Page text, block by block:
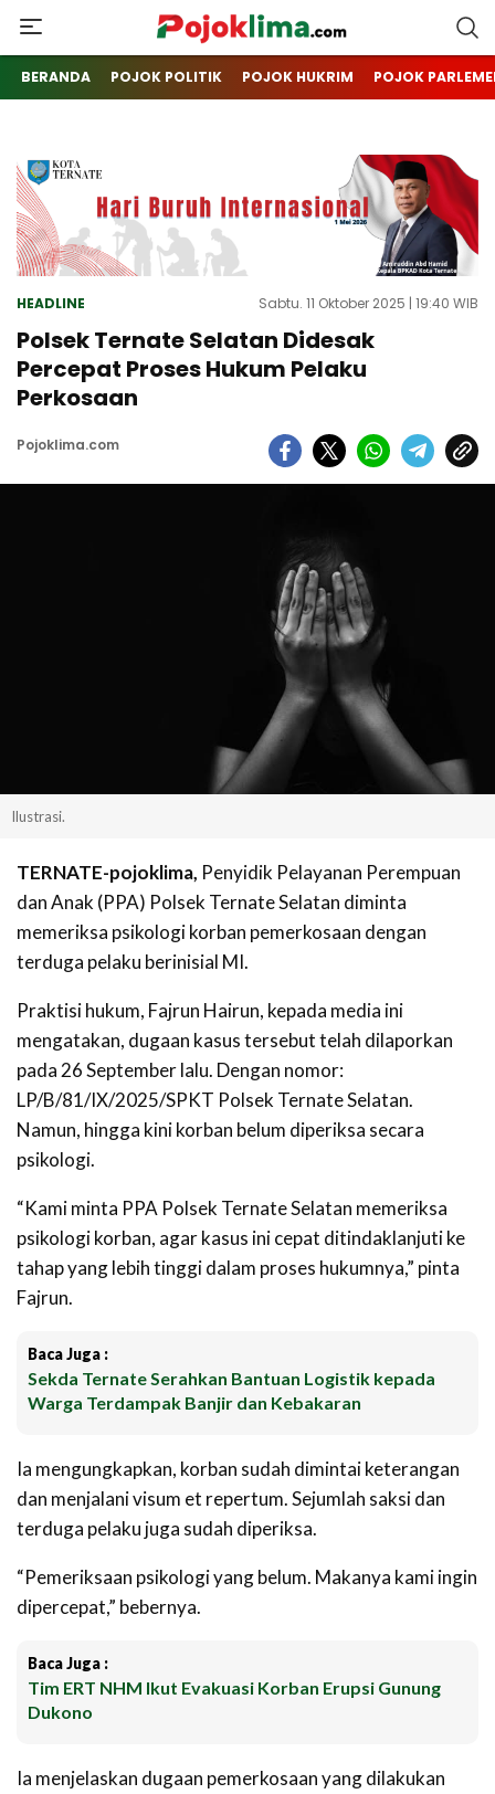
pojoklima.com
Mojokin
BERANDA POJOK POLITIK POJOK HUKRIM POJOK
HEADLINE Sabtu. 11 Oktober 2025 | 19:40 WIB
Polsek Ternate Selatan Didesak
Percepat Proses Hukum Pelaku
Perkosaan
Pojoklima.com
Ilustrasi.
TERNATE-pojoklima, Penyidik Pelayanan Perempuan
dan Anak (PPA) Polsek Ternate Selatan diminta
memeriksa psikologi korban pemerkosaan dengan
terduga pelaku berinisial MI.
Praktisi hukum, Fajrun Hairun, kepada media ini
mengatakan, dugaan kasus tersebut telah dilaporkan
pada 26 September lalu. Dengan nomor:
LP/B/81/IX/2025/SPKT Polsek Ternate Selatan.
Namun, hingga kini korban belum diperiksa secara
psikologi.
“Kami minta PPA Polsek Ternate Selatan memeriksa
psikologi korban, agar kasus ini cepat ditindaklanjuti ke
tahap yang lebih tinggi dalam proses hukumnya,” pinta
Fajrun.
Baca Juga :
Sekda Ternate Serahkan Bantuan Logistik kepada
Warga Terdampak Banjir dan Kebakaran
Ia mengungkapkan, korban sudah dimintai keterangan
dan menjalani visum et repertum. Sejumlah saksi dan
terduga pelaku juga sudah diperiksa.
“Pemeriksaan psikologi yang belum. Makanya kami ingin
dipercepat,” bebernya.
Baca Juga :
Tim ERT NHM Ikut Evakuasi Korban Erupsi Gunung
Dukono
Ia menjelaskan dugaan pemerkosaan yang dilakukan